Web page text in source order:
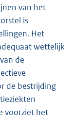
van het
is
Het
wettelijk
de
de bestrijding
voorziet het